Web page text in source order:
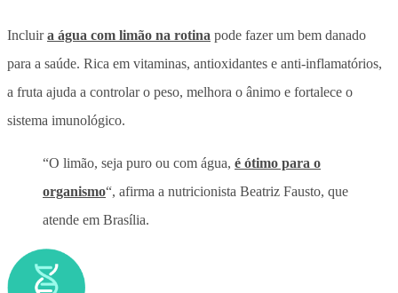
Incluira água com limão na rotina pode fazer um bem danado
para a saúde. Rica em vitaminas, antioxidantes e anti-inflamatórios,
a fruta ajuda a controlar o peso, melhora o ânimo e fortalece o
sistema imunológico.
“O limão, seja puro ou com água, é ótimo para o
organismo“, afirma a nutricionista Beatriz Fausto, que
atende em Brasília.